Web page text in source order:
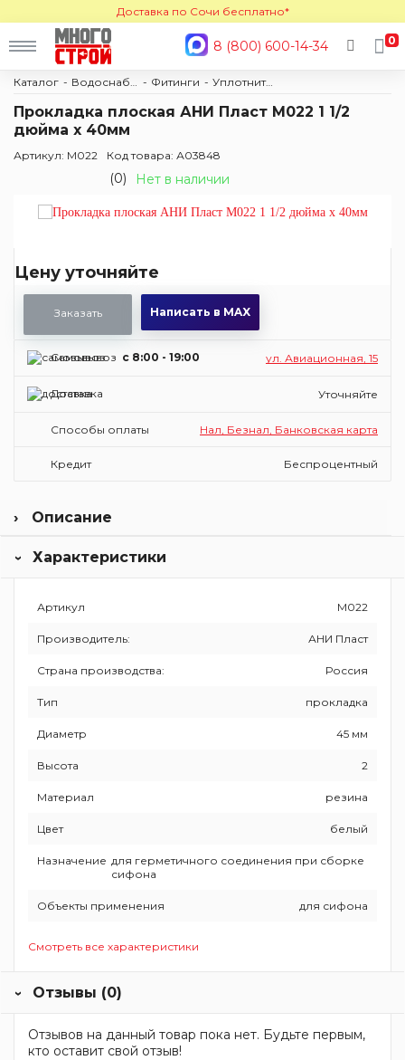
Доставка по Сочи бесплатно*
8 (800) 600-14-34 0
Каталог Фитинги Уплотнительные кольца
Прокладка плоская АНИ Пласт M022 1 1/2
дюйма х 40мм
Артикул: M022 Код товара: А03848
(0) Нет в наличии
Цену уточняйте
Заказать Написать в MAX
Самовывоз c 8:00 - 19:00 ул. Авиационная, 15
Доставка Уточняйте
Способы оплаты Нал, Безнал, Банковская карта
Кредит Беспроцентный
Описание
востребована в 35 странах мира за счет доступной цены,
Компания изготавливает:
сифоны и переливы,
инсталляции для подвесных унитазов,
арматура для унитазов.
Характеристики
Артикул M022
Производитель: АНИ Пласт
Страна производства: Россия
Тип прокладка
Диаметр 45 мм
Высота 2
Материал резина
Цвет белый
Назначение для герметичного соединения при сборке
сифона
Объекты применения для сифона
Смотреть все характеристики
Отзывы (0)
Отзывов на данный товар пока нет. Будьте первым,
кто оставит свой отзыв!